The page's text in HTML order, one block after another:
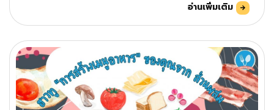
อ่านเพิ่มเติม